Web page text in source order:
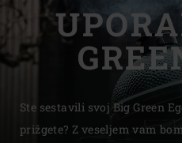
Ste sestavili svoj Big Green
prižgete? Z veseljem vam